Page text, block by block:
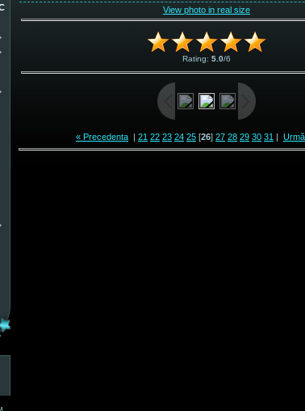
View photo in real size
Rating: 5.0/6
« Precedenta | 21 22 23 24 25 [26] 27 28 29 30 31 |